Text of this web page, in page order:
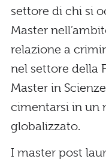
settore di chi si
Master
relazione a
nel settore della
Master in
cimentarsi in un
globalizzato.
I master post